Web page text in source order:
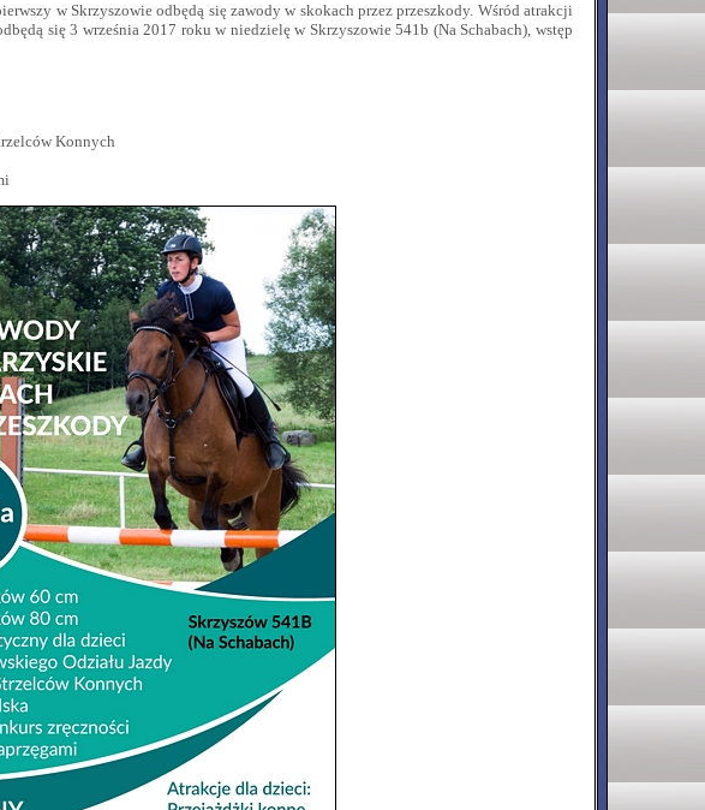
w Skrzyszowie odbędą się zawody w skokach przez przeszkody. Wśród atrakcji
się 3 września 2017 roku w niedzielę w Skrzyszowie 541b (Na Schabach), wstęp
Konnych